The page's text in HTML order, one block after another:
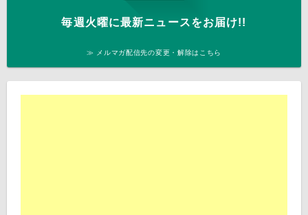
毎週火曜に最新ニュースをお届け!!
≫ メルマガ配信先の変更・解除はこちら